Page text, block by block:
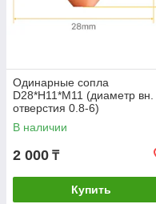
Одинарные сопла
D28*H11*М11 (диаметр вн.
отверстия 0.8-6)
В наличии
2 000 ₸
Купить